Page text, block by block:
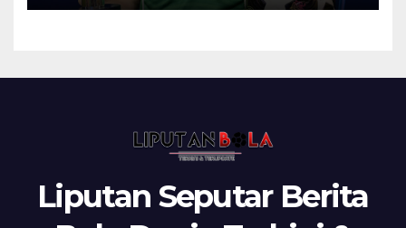
Liputan Seputar Berita